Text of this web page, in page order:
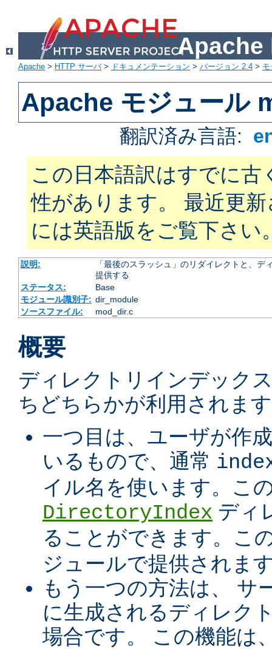
Apache
Apache > HTTP サーバ> ドキュメンテーション > バージョン 2.4 >
Apache モジュール
翻訳済み言語:
この日本語訳はすでに古
性があります。 最近更
には英語版をご覧下さい
説明:
「最後のスラッシュ」のリダイレクトと、
提供する
ステータス:
Base
モジュール識別子: dir_module
ソースファイル:
mod_dir.c
概要
ディレクトリインデック
ちどちらかが利用されま
一つ目は、ユーザが作
いるもので、通常
イル名を使います。こ
DirectoryIndex ディ
ることができます。こ
ジュールで提供されま
もう一つの方法は、 サ
に生成されるディレク
場合です。 この機能は